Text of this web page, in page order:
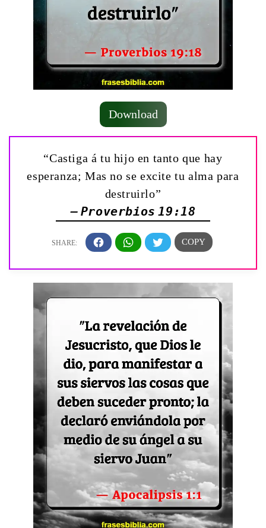
Download
“Castiga á tu hijo en tanto que hay
esperanza; Mas no se excite tu alma para
destruirlo”
— Proverbios 19:18